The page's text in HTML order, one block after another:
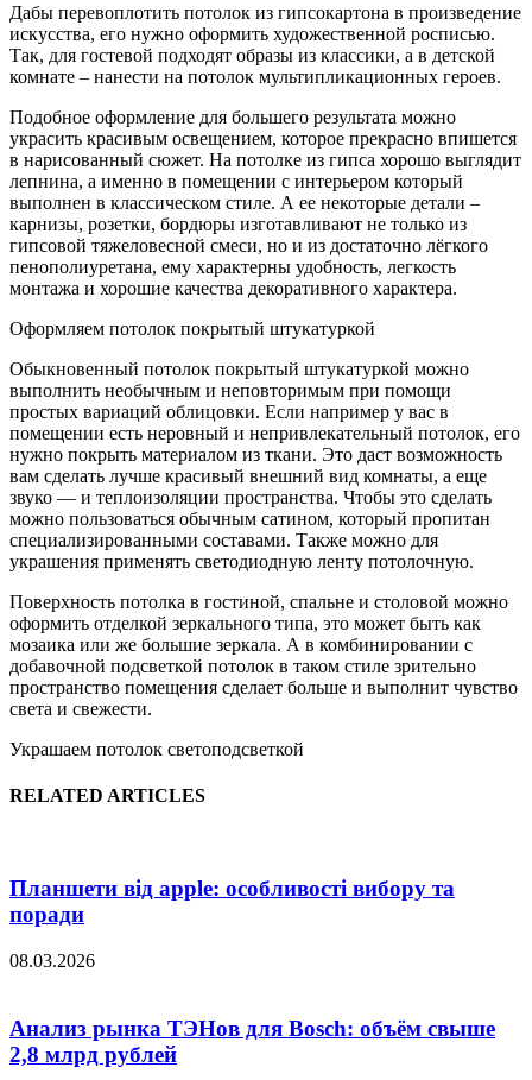
Дабы перевоплотить потолок из гипсокартона в произведение
искусства, его нужно оформить художественной росписью.
Так, для гостевой подходят образы из классики, а в детской
комнате – нанести на потолок мультипликационных героев.
Подобное оформление для большего результата можно
украсить красивым освещением, которое прекрасно впишется
в нарисованный сюжет. На потолке из гипса хорошо выглядит
лепнина, а именно в помещении с интерьером который
выполнен в классическом стиле. А ее некоторые детали –
карнизы, розетки, бордюры изготавливают не только из
гипсовой тяжеловесной смеси, но и из достаточно лёгкого
пенополиуретана, ему характерны удобность, легкость
монтажа и хорошие качества декоративного характера.
Оформляем потолок покрытый штукатуркой
Обыкновенный потолок покрытый штукатуркой можно
выполнить необычным и неповторимым при помощи
простых вариаций облицовки. Если например у вас в
помещении есть неровный и непривлекательный потолок, его
нужно покрыть материалом из ткани. Это даст возможность
вам сделать лучше красивый внешний вид комнаты, а еще
звуко — и теплоизоляции пространства. Чтобы это сделать
можно пользоваться обычным сатином, который пропитан
специализированными составами. Также можно для
украшения применять светодиодную ленту потолочную.
Поверхность потолка в гостиной, спальне и столовой можно
оформить отделкой зеркального типа, это может быть как
мозаика или же большие зеркала. А в комбинировании с
добавочной подсветкой потолок в таком стиле зрительно
пространство помещения сделает больше и выполнит чувство
света и свежести.
Украшаем потолок светоподсветкой
RELATED ARTICLES
Планшети від apple: особливості вибору та
поради
08.03.2026
Анализ рынка ТЭНов для Bosch: объём свыше
2,8 млрд рублей